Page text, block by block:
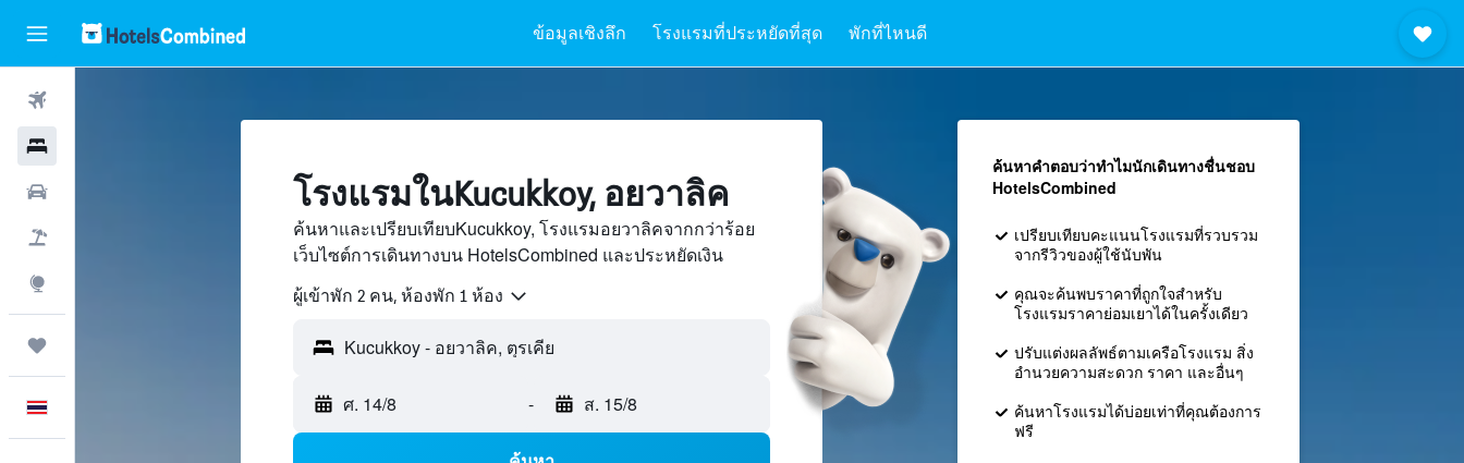
ข้อมูลเชิงลึก โรงแรมที่ประหยัดที่สุด พักที่ไหนดี
โรงแรมในKucukkoy, อยวาลิค
ค้นหาและเปรียบเทียบKucukkoy, โรงแรมอยวาลิคจากกว่าร้อย
เว็บไซต์การเดินทางบน HotelsCombined และประหยัดเงิน
ผู้เข้าพัก 2 คน, ห้องพัก 1 ห้อง
ศ. 14/8 - ส. 15/8
ค้นหาคำตอบว่าทำไมนักเดินทางชื่นชอบ
HotelsCombined
เปรียบเทียบคะแนนโรงแรมที่รวบรวม
จากรีวิวของผู้ใช้นับพัน
คุณจะค้นพบราคาที่ถูกใจสำหรับ
โรงแรมราคาย่อมเยาได้ในครั้งเดียว
ปรับแต่งผลลัพธ์ตามเครือโรงแรม สิ่ง
อำนวยความสะดวก ราคา และอื่นๆ
ค้นหาโรงแรมได้บ่อยเท่าที่คุณต้องการ
ฟรี